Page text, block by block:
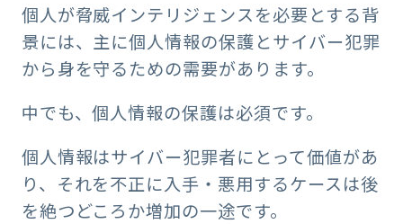
個人が脅威インテリジェンスを必要とする背
景には、主に個人情報の保護とサイバー犯罪
から身を守るための需要があります。
中でも、個人情報の保護は必須です。
個人情報はサイバー犯罪者にとって価値があ
り、それを不正に入手・悪用するケースは後
を絶つどころか増加の一途です。